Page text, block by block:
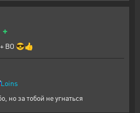
+
BO 😎👍
Loins
но за тобой не угнаться